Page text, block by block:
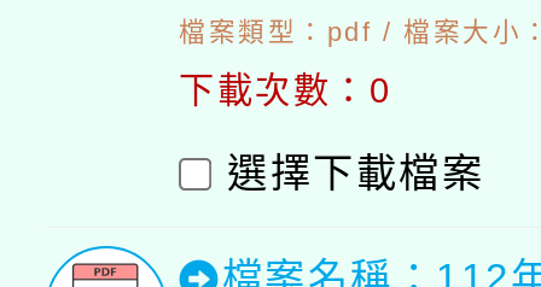
檔案類型：pdf / 檔案大小
下載次數：0
選擇下載檔案
檔案名稱：112